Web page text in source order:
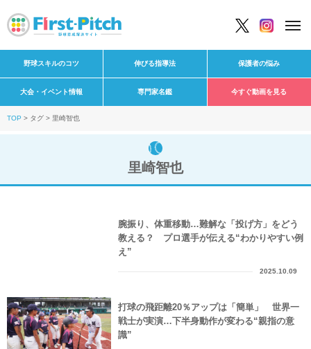
野球スキルのコツ 伸びる指導法 保護者の悩み
大会・イベント情報 専門家名鑑 今すぐ動画を見る
TOP タグ 里崎智也
里崎智也
腕振り、体重移動…難解な「投げ方」をどう
教える？ プロ選手が伝える“わかりやすい例
え”
2025.10.09
打球の飛距離20％アップは「簡単」 世界一
戦士が実演…下半身動作が変わる“親指の意
識”